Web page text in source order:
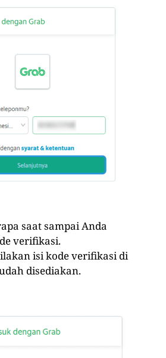
saat sampai Anda
verifikasi.
isi kode verifikasi di
disediakan.